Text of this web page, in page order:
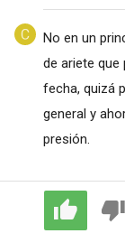
No en un
de ariete
fecha, quizá
general y
presión.